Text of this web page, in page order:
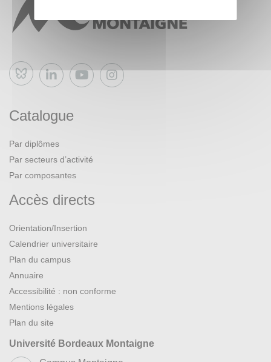
Bluesky
Catalogue
Par diplômes
Par secteurs d’activité
Par composantes
Accès directs
Orientation/Insertion
Calendrier universitaire
Plan du campus
Annuaire
Accessibilité : non conforme
Mentions légales
Plan du site
Université Bordeaux Montaigne